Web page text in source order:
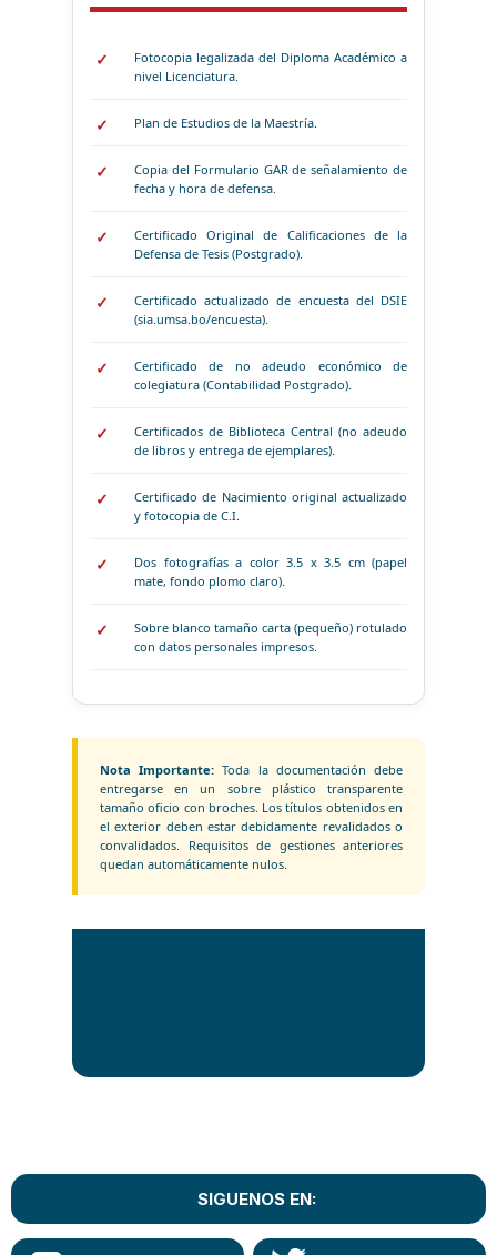
Fotocopia legalizada del Diploma Académico a
nivel Licenciatura.
Plan de Estudios de la Maestría.
Copia del Formulario GAR de señalamiento de
fecha y hora de defensa.
Certificado Original de Calificaciones de la
Defensa de Tesis (Postgrado).
Certificado actualizado de encuesta del DSIE
(sia.umsa.bo/encuesta).
Certificado de no adeudo económico de
colegiatura (Contabilidad Postgrado).
Certificados de Biblioteca Central (no adeudo
de libros y entrega de ejemplares).
Certificado de Nacimiento original actualizado
y fotocopia de C.I.
Dos fotografías a color 3.5 x 3.5 cm (papel
mate, fondo plomo claro).
Sobre blanco tamaño carta (pequeño) rotulado
con datos personales impresos.
Nota Importante: Toda la documentación debe
entregarse en un sobre plástico transparente
tamaño oficio con broches. Los títulos obtenidos en
el exterior deben estar debidamente revalidados o
convalidados. Requisitos de gestiones anteriores
quedan automáticamente nulos.
SIGUENOS EN: